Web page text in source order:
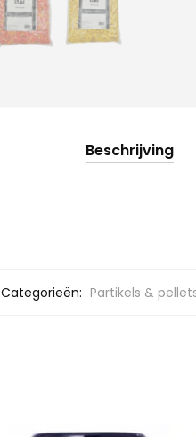
Beschrijving
Categorieën: Partikels &